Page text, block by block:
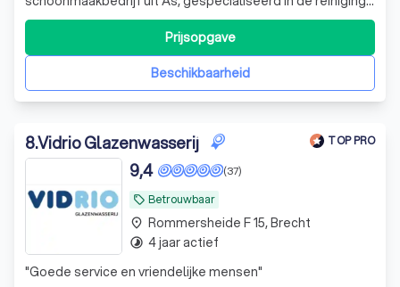
van ramen (zowel standaard als op hoogte),
zonnepanelen en meer. We werken met professionele
technieken zoals osmosewater, de klassieke methode en
watergeleidende stelen, waardoor we streeploos
Beschikbaarheid
Prijsopgave
8.Vidrio Glazenwasserij TOP PRO
local_offer Betrouwbaar
(37)
9,4
"Goede service en vriendelijke mensen"
place Rommersheide F 15, Brecht
timelapse 4 jaar actief